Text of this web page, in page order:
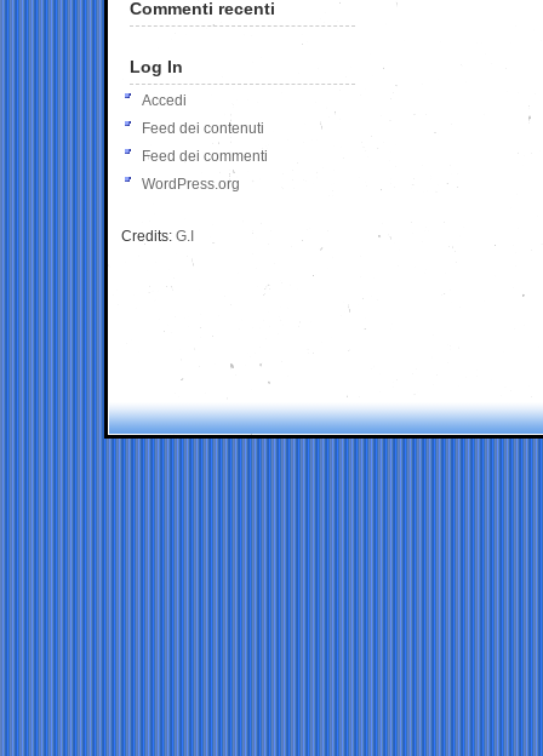
Commenti recenti
Log In
Accedi
Feed dei contenuti
Feed dei commenti
WordPress.org
Credits: G.I